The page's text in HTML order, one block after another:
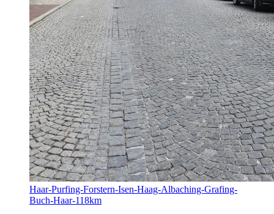
Haar-Purfing-Forstern-Isen-Haag-Albaching-Grafing-
Buch-Haar-118km